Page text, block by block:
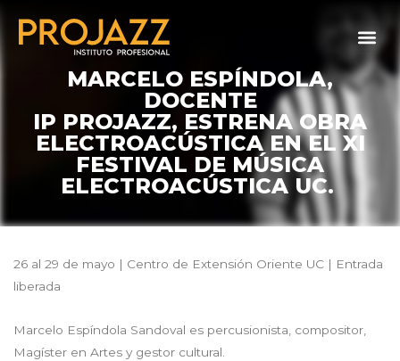
MARCELO ESPÍNDOLA,
DOCENTE
IP PROJAZZ, ESTRENA OBRA
ELECTROACÚSTICA EN EL XI
FESTIVAL DE MÚSICA
ELECTROACÚSTICA UC.
26 al 29 de mayo | Centro de Extensión Oriente UC | Entrada
liberada
Marcelo Espíndola Sandoval es percusionista, compositor,
Magíster en Artes y gestor cultural.